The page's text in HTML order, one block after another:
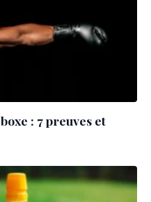
: 7 preuves et